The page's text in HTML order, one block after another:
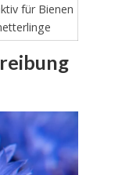
für Bienen